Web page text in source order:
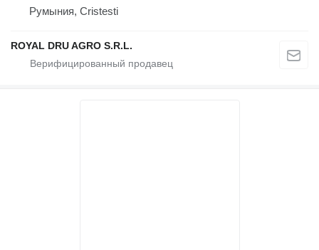
Румыния, Cristesti
ROYAL DRU AGRO S.R.L.